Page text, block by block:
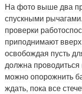
На фото выше два
спускными
проверки
приподнимают
освобождая пусть
должна
можно опорожнить
ждать, пока все